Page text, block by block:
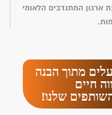
ארגון המתנדבים הלאומי
מתוך הבנה
חיים
שלנו!